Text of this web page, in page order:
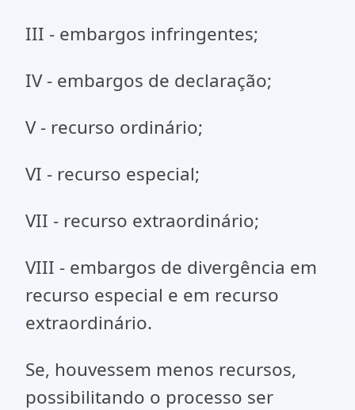
III - embargos infringentes;
IV - embargos de declaração;
V - recurso ordinário;
VI - recurso especial;
VII - recurso extraordinário;
VIII - embargos de divergência em
recurso especial e em recurso
extraordinário.
Se, houvessem menos recursos,
possibilitando o processo ser